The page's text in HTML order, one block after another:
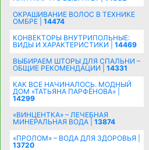
ОКРАШИВАНИЕ ВОЛОС В ТЕХНИКЕ
ОМБРЕ | 14474
КОНВЕКТОРЫ ВНУТРИПОЛЬНЫЕ:
ВИДЫ И ХАРАКТЕРИСТИКИ | 14469
ВЫБИРАЕМ ШТОРЫ ДЛЯ СПАЛЬНИ –
ОБЩИЕ РЕКОМЕНДАЦИИ | 14331
КАК ВСЕ НАЧИНАЛОСЬ. МОДНЫЙ
ДОМ «ТАТЬЯНА ПАРФЁНОВА» |
14299
«ВИНЦЕНТКА» – ЛЕЧЕБНАЯ
МИНЕРАЛЬНАЯ ВОДА | 13874
«ПРОЛОМ» – ВОДА ДЛЯ ЗДОРОВЬЯ |
13720